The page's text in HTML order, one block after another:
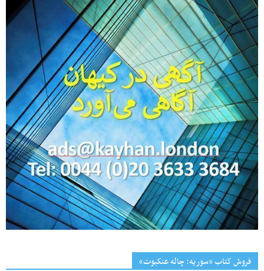
فروش کتاب «سوریه: چاله عنکبوت»